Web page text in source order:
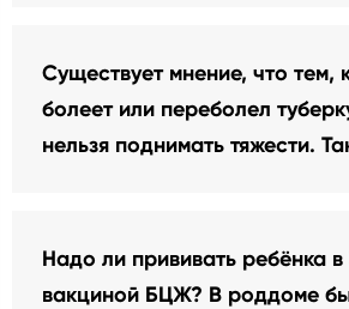
Существует мнение, что тем,
болеет или переболел
нельзя поднимать тяжести.
Надо ли прививать ребёнка в
вакциной БЦЖ? В роддоме